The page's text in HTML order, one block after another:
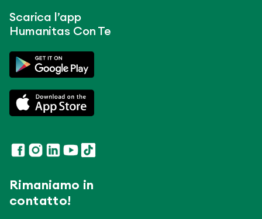
Scarica l’app
Humanitas Con Te
Rimaniamo in
contatto!